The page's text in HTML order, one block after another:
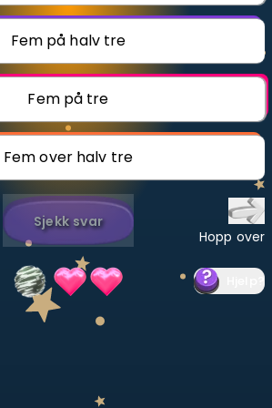
privatundervisning
Inviter en venn
Fem på halv tre
Fem på tre
Fem over halv tre
Sjekk svar
Hopp over
?